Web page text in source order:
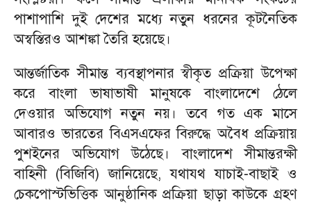
পাশাপাশি দুই দেশের মধ্যে নতুন ধরনের কূটনৈতিক
অস্বস্তিরও আশঙ্কা তৈরি হয়েছে।
আন্তর্জাতিক সীমান্ত ব্যবস্থাপনার স্বীকৃত প্রক্রিয়া উপেক্ষা
করে বাংলা ভাষাভাষী মানুষকে বাংলাদেশে ঠেলে
দেওয়ার অভিযোগ নতুন নয়। তবে গত এক মাসে
আবারও ভারতের বিএসএফের বিরুদ্ধে অবৈধ প্রক্রিয়ায়
পুশইনের অভিযোগ উঠেছে। বাংলাদেশ সীমান্তরক্ষী
বাহিনী (বিজিবি) জানিয়েছে, যথাযথ যাচাই-বাছাই ও
চেকপোস্টভিত্তিক আনুষ্ঠানিক প্রক্রিয়া ছাড়া কাউকে গ্রহণ